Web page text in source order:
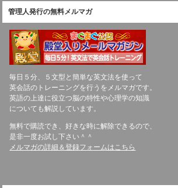
管理人発行の無料メルマガ
毎日５分、５文型と簡単な英文法を使って
英会話のトレーニングを行うをメルマガです。
英語の上達に役立つ脳の特性や心理学の知識
についても解説しています。
無料で購読でき、好きな時に解除できるので、
是非一度お試し下さい＾＾
メルマガの詳細＆登録フォームはこちら